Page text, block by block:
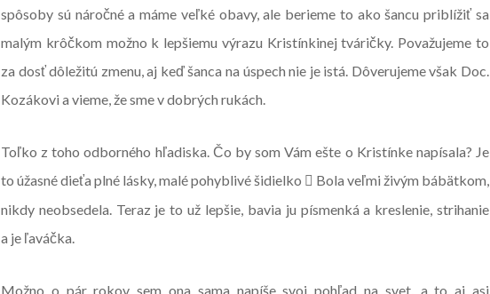
spôsoby sú náročné a máme veľké obavy, ale berieme to ako šancu priblížiť sa
malým krôčkom možno k lepšiemu výrazu Kristínkinej tváričky. Považujeme to
za dosť dôležitú zmenu, aj keď šanca na úspech nie je istá. Dôverujeme však Doc.
Kozákovi a vieme, že sme v dobrých rukách.
Toľko z toho odborného hľadiska. Čo by som Vám ešte o Kristínke napísala? Je
to úžasné dieťa plné lásky, malé pohyblivé šidielko  Bola veľmi živým bábätkom,
nikdy neobsedela. Teraz je to už lepšie, bavia ju písmenká a kreslenie, strihanie
a je ľaváčka.
Možno o pár rokov sem ona sama napíše svoj pohľad na svet, a to aj asi